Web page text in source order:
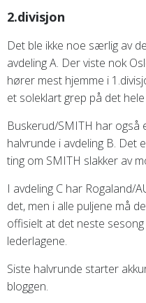
2.divisjon
Det ble ikke noe særlig av
avdeling A. Der viste nok
hører mest hjemme i
et soleklart grep på det
Buskerud/SMITH har også
halvrunde i avdeling B. Det
ting om SMITH slakker av
I avdeling C har Rogaland/
det, men i alle puljene må
offisielt at det neste
lederlagene.
Siste halvrunde starter
bloggen.